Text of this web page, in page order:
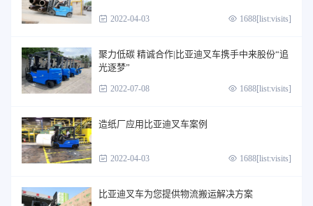
2022-04-03 1688[list:visits]
聚力低碳 精诚合作|比亚迪叉车携手中来股份“追
光逐梦”
2022-07-08 1688[list:visits]
造纸厂应用比亚迪叉车案例
2022-04-03 1688[list:visits]
比亚迪叉车为您提供物流搬运解决方案